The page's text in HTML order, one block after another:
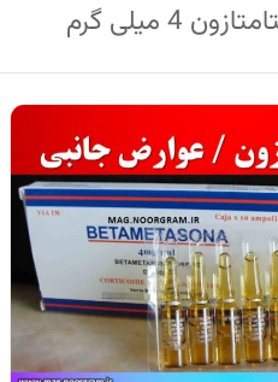
4 میلی گرم